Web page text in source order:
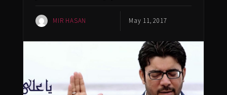
MIR HASAN May 11, 2017